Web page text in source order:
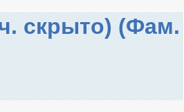
скрыто) (Фам.